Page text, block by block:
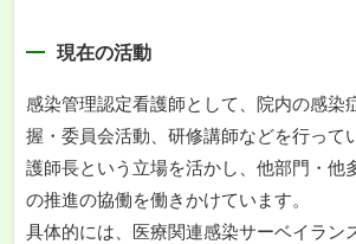
現在の活動
感染管理認定看護師として、院内の感染
握・委員会活動、研修講師などを行って
護師長という立場を活かし、他部門・他
の推進の協働を働きかけています。
具体的には、医療関連感染サーベイラン